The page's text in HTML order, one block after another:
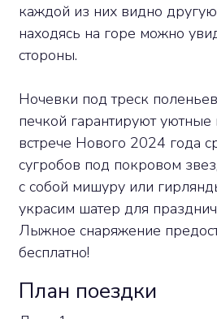
каждой из них видно
находясь на горе можно
стороны.
Ночевки под треск
печкой гарантируют уютные
встрече Нового 2024 года
сугробов под покровом
с собой мишуру или
украсим шатер для
Лыжное снаряжение
бесплатно!
План поездки